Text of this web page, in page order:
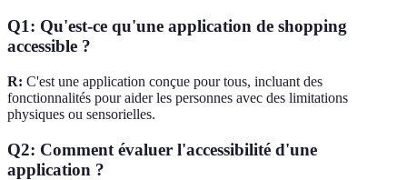
Q1: Qu'est-ce qu'une application de shopping
accessible ?
R: C'est une application conçue pour tous, incluant des
fonctionnalités pour aider les personnes avec des limitations
physiques ou sensorielles.
Q2: Comment évaluer l'accessibilité d'une
application ?